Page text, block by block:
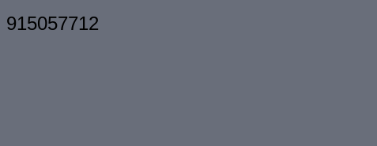
915057712